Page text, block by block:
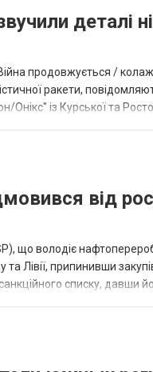
деталі
продовжується /
ракети,
із Курської та
від
що володіє
та Лівії, припинивши
списку, давши